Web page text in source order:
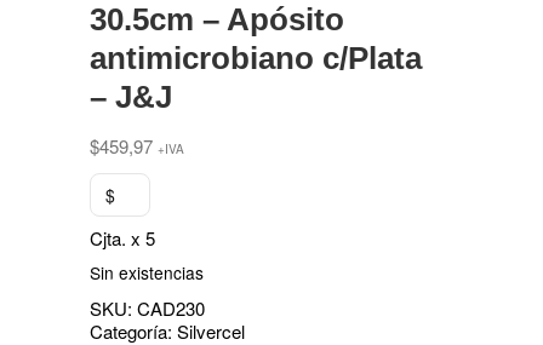
30.5cm – Apósito
antimicrobiano c/Plata
– J&J
$459,97 +IVA
$
Cjta. x 5
Sin existencias
SKU: CAD230
Categoría: Silvercel